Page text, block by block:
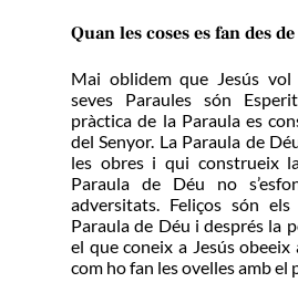
Quan les coses es fan des
Mai oblidem que Jesús vol
seves Paraules són
pràctica de la Paraula es
del Senyor. La Paraula de
les obres i qui construeix
Paraula de Déu no
adversitats. Feliços són
Paraula de Déu i després la
el que coneix a Jesús obeeix
com ho fan les ovelles amb el